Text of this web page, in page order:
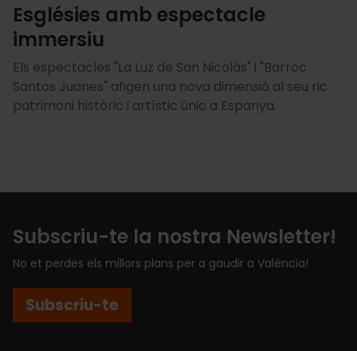
Esglésies amb espectacle
immersiu
Els espectacles "La Luz de San Nicolás" i "Barroc
Santos Juanes" afigen una nova dimensió al seu ric
patrimoni històric i artístic únic a Espanya.
Subscriu-te la nostra Newsletter!
No et perdes els millors plans per a gaudir a València!
Subscriu-te